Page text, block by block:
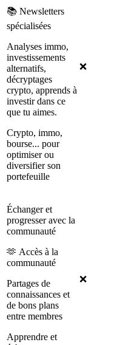
📚 Newsletters
spécialisées
Analyses immo,
investissements
alternatifs,
décryptages
crypto, apprends à
investir dans ce
que tu aimes.
Crypto, immo,
bourse... pour
optimiser ou
diversifier son
portefeuille
❌
Échanger et
progresser avec la
communauté
🫶 Accès à la
communauté
Partages de
connaissances et
de bons plans
entre membres
Apprendre et
❌